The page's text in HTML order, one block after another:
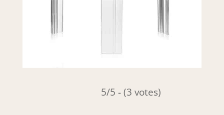
5/5 - (3 votes)